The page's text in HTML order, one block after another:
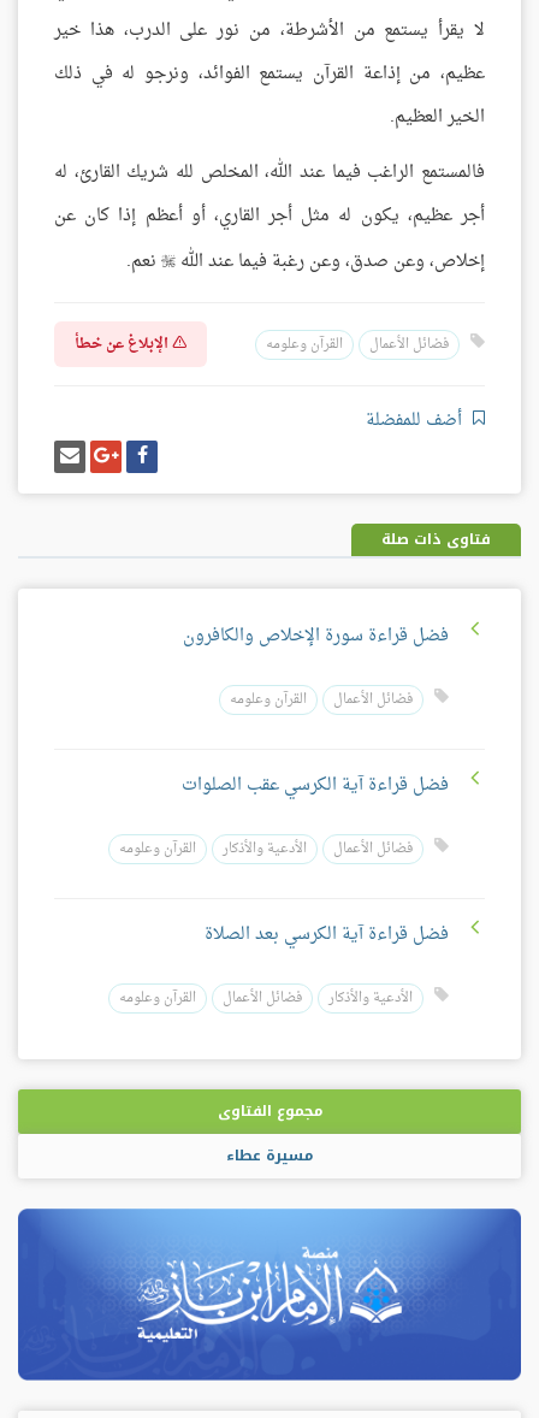
لا يقرأ يستمع من الأشرطة، من نور على الدرب، هذا خير
عظيم، من إذاعة القرآن يستمع الفوائد، ونرجو له في ذلك
الخير العظيم.
فالمستمع الراغب فيما عند الله، المخلص لله شريك القارئ، له
أجر عظيم، يكون له مثل أجر القاري، أو أعظم إذا كان عن
إخلاص، وعن صدق، وعن رغبة فيما عند الله  نعم.
فضائل الأعمال القرآن وعلومه الإبلاغ عن خطأ
أضف للمفضلة
شارك
على
فيسبوك
شارك
على
غوغل
بلس
إرسل
إيميل
فتاوى ذات صلة
فضل قراءة سورة الإخلاص والكافرون
فضائل الأعمال القرآن وعلومه
فضل قراءة آية الكرسي عقب الصلوات
فضائل الأعمال الأدعية والأذكار القرآن وعلومه
فضل قراءة آية الكرسي بعد الصلاة
الأدعية والأذكار فضائل الأعمال القرآن وعلومه
مجموع الفتاوى
مسيرة عطاء